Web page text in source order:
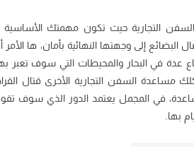
التجارية حيث تكون مهمتك
البضائع إلى وجهتها النهائية بأمان، ها
عدة في البحار والمحيطات التي سوف تعبر
مساعدة السفن التجارية الأخرى قتال
في المجمل يعتمد الدور الذي سوف
بها.